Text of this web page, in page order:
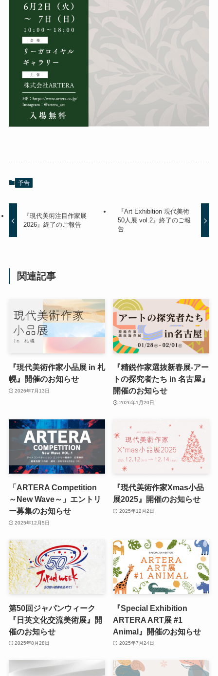
予告
『現代美術注目作家展
2026』終了のご報告
『Art Exhibition 現代美術
50人展 vol.2』終了のご報
告
関連記事
『現代美術作家小品展 in 札
幌』開催のお知らせ
2026年7月13日
『精鋭作家選抜新春展‐アー
トの探究者たち in 名古屋』
開催のお知らせ
2026年1月20日
「ARTERA Competition
～New Wave～」エントリ
ー募集のお知らせ
2025年12月5日
『現代美術作家Xmas小品
展2025』開催のお知らせ
2025年12月2日
第50回ジャパンウィーク
『日英文化交流美術展』開
催のお知らせ
2025年8月28日
『Special Exhibition
ARTERA ART展 #1
Animal』開催のお知らせ
2025年7月24日